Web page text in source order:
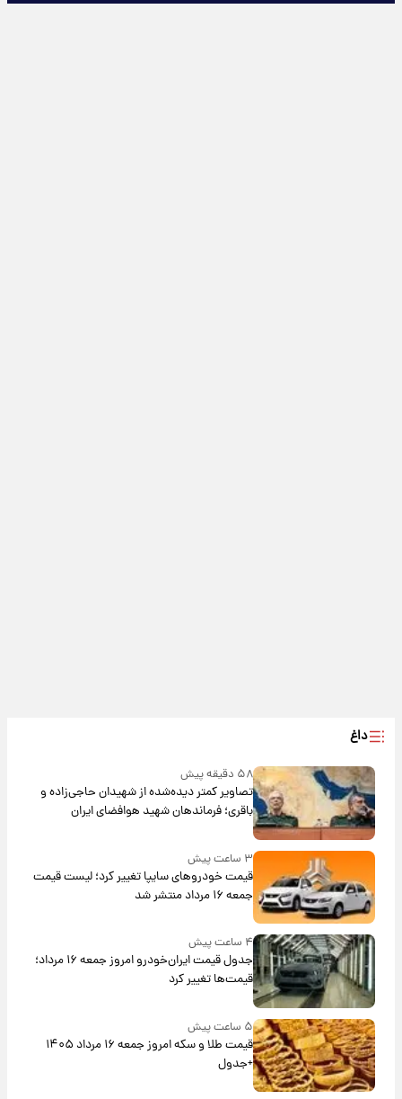
داغ
۵۸ دقیقه پیش
تصاویر کمتر دیده‌شده از شهیدان حاجی‌زاده و
باقری؛ فرماندهان شهید هوافضای ایران
۳ ساعت پیش
قیمت خودروهای سایپا تغییر کرد؛ لیست قیمت
جمعه ۱۶ مرداد منتشر شد
۴ ساعت پیش
جدول قیمت ایران‌خودرو امروز جمعه ۱۶ مرداد؛
قیمت‌ها تغییر کرد
۵ ساعت پیش
قیمت طلا و سکه امروز جمعه ۱۶ مرداد ۱۴۰۵
+جدول